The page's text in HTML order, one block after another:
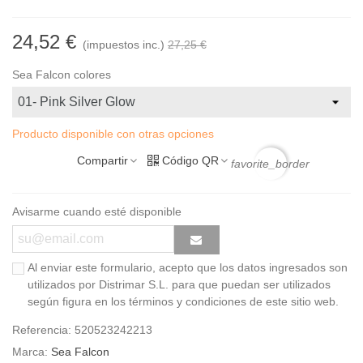
24,52 € (impuestos inc.) 27,25 €
Sea Falcon colores
Producto disponible con otras opciones
Compartir Código QR favorite_border
Avisarme cuando esté disponible
Al enviar este formulario, acepto que los datos ingresados son
utilizados por Distrimar S.L. para que puedan ser utilizados
según figura en los términos y condiciones de este sitio web.
Referencia: 520523242213
Marca: Sea Falcon